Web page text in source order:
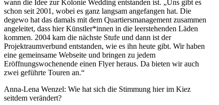
wann die Idee zur Kolonie Wedding entstanden ist. „Uns gibt es
schon seit 2001, wobei es ganz langsam angefangen hat. Die
degewo hat das damals mit dem Quartiersmanagement zusammen
angeleitet, dass hier Künstler*innen in die leerstehenden Läden
kommen. 2004 kam die nächste Stufe und dann ist der
Projektraumverbund entstanden, wie es ihn heute gibt. Wir haben
eine gemeinsame Webseite und bringen zu jedem
Eröffnungswochenende einen Flyer heraus. Da bieten wir auch
zwei geführte Touren an.“
Anna-Lena Wenzel: Wie hat sich die Stimmung hier im Kiez
seitdem verändert?